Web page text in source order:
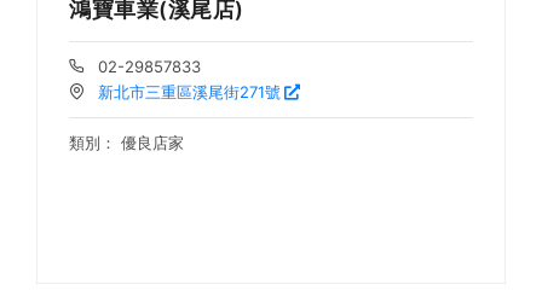
鴻寶車業(溪尾店)
02-29857833
新北市三重區溪尾街271號
類別： 優良店家